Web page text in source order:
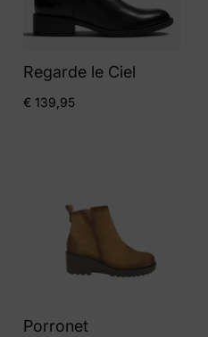
Regarde le Ciel
€ 139,95
Porronet